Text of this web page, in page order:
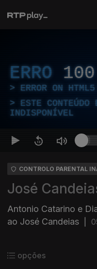
ERRO 100
ERROR ON
ESTE CONTEÚDO
INDISPONÍVEL
CONTROLO PARENTAL
José
Antonio Catarino e
ao José Candeias
opções